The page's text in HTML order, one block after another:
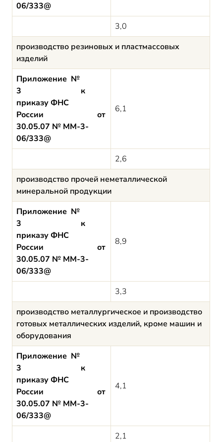
06/333@
3,0
производство резиновых и пластмассовых
изделий
Приложение №
3 к
приказу ФНС
России от
30.05.07 № ММ-3-
06/333@
6,1
2,6
производство прочей неметаллической
минеральной продукции
Приложение №
3 к
приказу ФНС
России от
30.05.07 № ММ-3-
06/333@
8,9
3,3
производство металлургическое и производство
готовых металлических изделий, кроме машин и
оборудования
Приложение №
3 к
приказу ФНС
России от
30.05.07 № ММ-3-
06/333@
4,1
2,1